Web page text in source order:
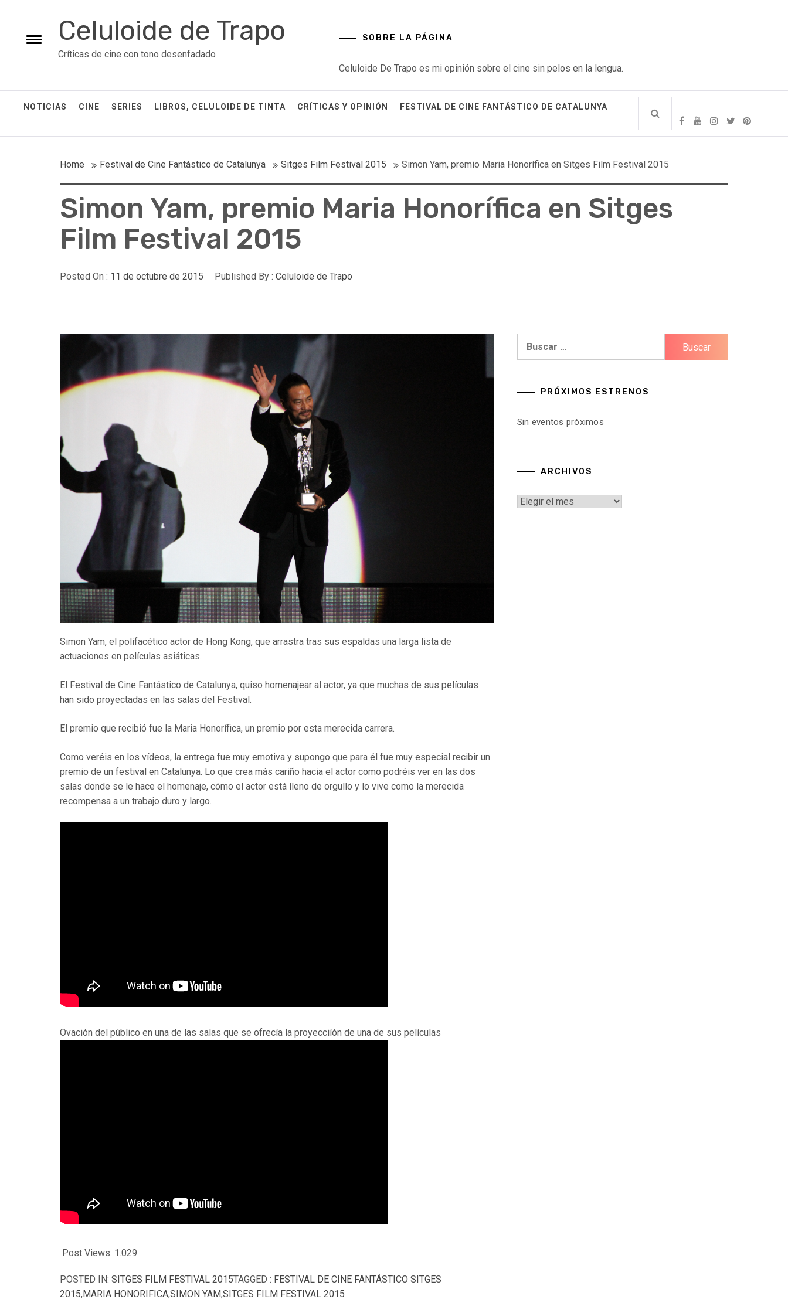
content
Toggle
Celuloide de Trapo
Críticas de cine con tono desenfadado
SOBRE LA PÁGINA
Celuloide De Trapo es mi opinión sobre el cine sin pelos en la lengua.
NOTICIAS CINE SERIES LIBROS, CELULOIDE DE TINTA CRÍTICAS Y OPINIÓN FESTIVAL DE CINE FANTÁSTICO DE CATALUNYA
Home Festival de Cine Fantástico de Catalunya Sitges Film Festival 2015 Simon Yam, premio Maria Honorífica en Sitges Film Festival 2015
Simon Yam, premio Maria Honorífica en Sitges
Film Festival 2015
Posted On : 11 de octubre de 2015 Published By : Celuloide de Trapo
Simon Yam, el polifacético actor de Hong Kong, que arrastra tras sus espaldas una larga lista de
actuaciones en películas asiáticas.
El Festival de Cine Fantástico de Catalunya, quiso homenajear al actor, ya que muchas de sus películas
han sido proyectadas en las salas del Festival.
El premio que recibió fue la Maria Honorífica, un premio por esta merecida carrera.
Como veréis en los vídeos, la entrega fue muy emotiva y supongo que para él fue muy especial recibir un
premio de un festival en Catalunya. Lo que crea más cariño hacia el actor como podréis ver en las dos
salas donde se le hace el homenaje, cómo el actor está lleno de orgullo y lo vive como la merecida
recompensa a un trabajo duro y largo.
Ovación del público en una de las salas que se ofrecía la proyecciíón de una de sus películas
Post Views: 1.029
POSTED IN: SITGES FILM FESTIVAL 2015TAGGED : FESTIVAL DE CINE FANTÁSTICO SITGES
2015,MARIA HONORIFICA,SIMON YAM,SITGES FILM FESTIVAL 2015
PRÓXIMOS ESTRENOS
Sin eventos próximos
ARCHIVOS
Archivos